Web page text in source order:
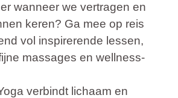
wanneer we vertragen en
keren? Ga mee op reis
vol inspirerende lessen,
massages en wellness-
verbindt lichaam en